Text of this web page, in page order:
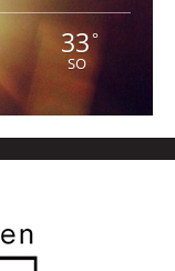
33°
SO